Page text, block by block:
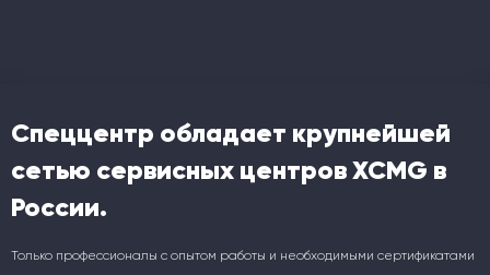
Спеццентр обладает крупнейшей
сетью сервисных центров XCMG в
России.
Только профессионалы с опытом работы и необходимыми сертификатами